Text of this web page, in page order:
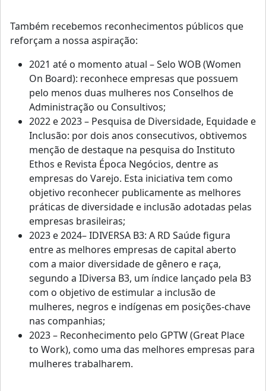
Também recebemos reconhecimentos públicos que
reforçam a nossa aspiração:
2021 até o momento atual – Selo WOB (Women
On Board): reconhece empresas que possuem
pelo menos duas mulheres nos Conselhos de
Administração ou Consultivos;
2022 e 2023 – Pesquisa de Diversidade, Equidade e
Inclusão: por dois anos consecutivos, obtivemos
menção de destaque na pesquisa do Instituto
Ethos e Revista Época Negócios, dentre as
empresas do Varejo. Esta iniciativa tem como
objetivo reconhecer publicamente as melhores
práticas de diversidade e inclusão adotadas pelas
empresas brasileiras;
2023 e 2024– IDIVERSA B3: A RD Saúde figura
entre as melhores empresas de capital aberto
com a maior diversidade de gênero e raça,
segundo a IDiversa B3, um índice lançado pela B3
com o objetivo de estimular a inclusão de
mulheres, negros e indígenas em posições-chave
nas companhias;
2023 – Reconhecimento pelo GPTW (Great Place
to Work), como uma das melhores empresas para
mulheres trabalharem.